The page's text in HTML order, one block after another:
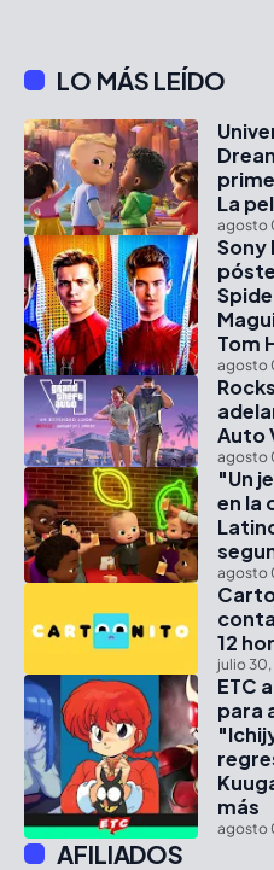
LO MÁS LEÍDO
La
agosto
Sony
Tom
agosto
Auto
agosto
"Un
en la
agosto
12
julio
ETC
para
más
agosto
AFILIADOS